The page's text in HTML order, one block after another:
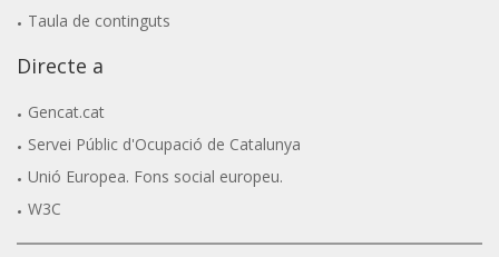
Taula de continguts
Directe a
Gencat.cat
Servei Públic d'Ocupació de Catalunya
Unió Europea. Fons social europeu.
W3C